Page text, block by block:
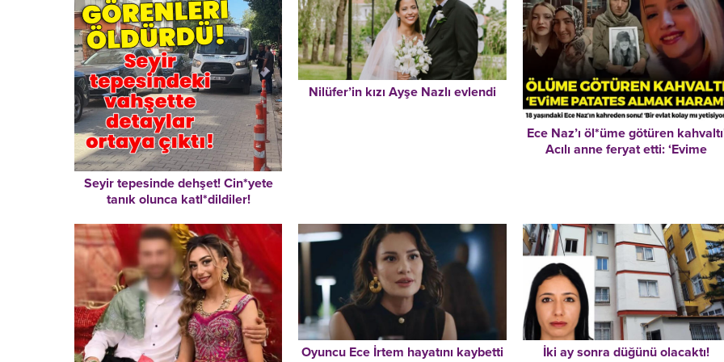
Seyir tepesinde dehşet! Cin*yete
tanık olunca katl*dildiler!
Nilüfer’in kızı Ayşe Nazlı evlendi
Ece Naz’ı öl*üme götüren
Acılı anne feryat etti: ‘Evime
Oyuncu Ece İrtem hayatını kaybetti
İki ay sonra düğünü olacaktı!